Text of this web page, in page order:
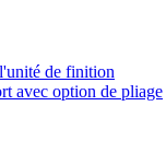
de finition
avec option de pliage